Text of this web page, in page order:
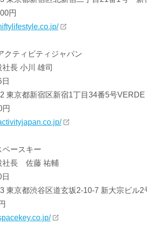
円
クティビティジャパン
長 小川 雄司
東京都新宿区新宿1丁目34番5号
ースキー
社長 佐藤 祐輔
東京都渋谷区道玄坂2-10-7 新大宗ビル2